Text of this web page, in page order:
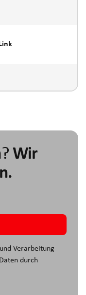
Wir
Verarbeitung
durch